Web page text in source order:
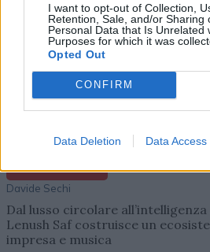
I want to opt-out of Collection,
Retention, Sale, and/or Sharing
Personal Data that Is Unrelated
Purposes for which it was
Opted Out
CONFIRM
Data Deletion Data Access
AZIENDE E MERCATI
Davide Sechi
Dal lusso circolare
Lenush Saf costruisce un
impresa e musica